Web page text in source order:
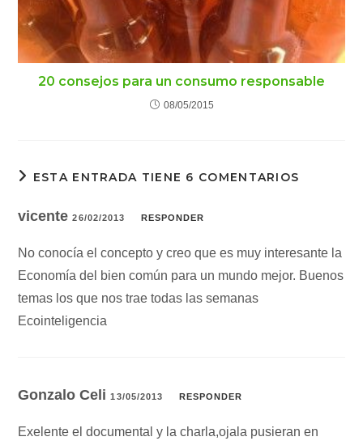
20 consejos para un consumo responsable
08/05/2015
ESTA ENTRADA TIENE 6 COMENTARIOS
vicente26/02/2013 RESPONDER
No conocía el concepto y creo que es muy interesante la
Economía del bien común para un mundo mejor. Buenos
temas los que nos trae todas las semanas
Ecointeligencia
Gonzalo Celi13/05/2013 RESPONDER
Exelente el documental y la charla,ojala pusieran en